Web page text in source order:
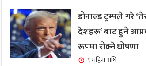
डोनाल्ड ट्रम्पले गरे
देशहरू’ बाट हुने
रूपमा रोक्ने घोषणा
८ महिना अघि